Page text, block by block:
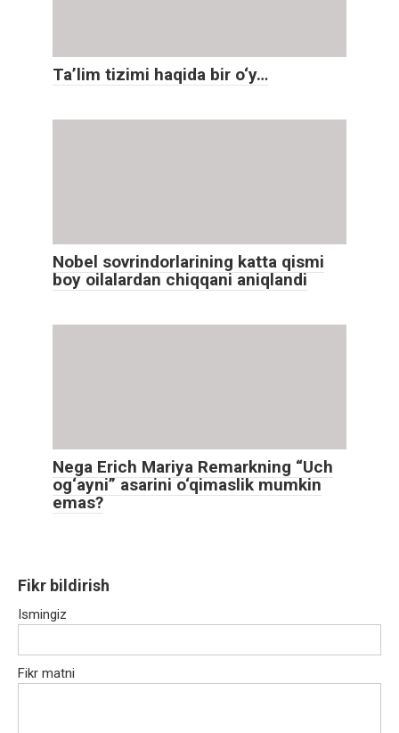
Ta’lim tizimi haqida bir o‘y…
Nobel sovrindorlarining katta qismi
boy oilalardan chiqqani aniqlandi
Nega Erich Mariya Remarkning “Uch
og‘ayni” asarini o‘qimaslik mumkin
emas?
Fikr bildirish
Ismingiz
Fikr matni